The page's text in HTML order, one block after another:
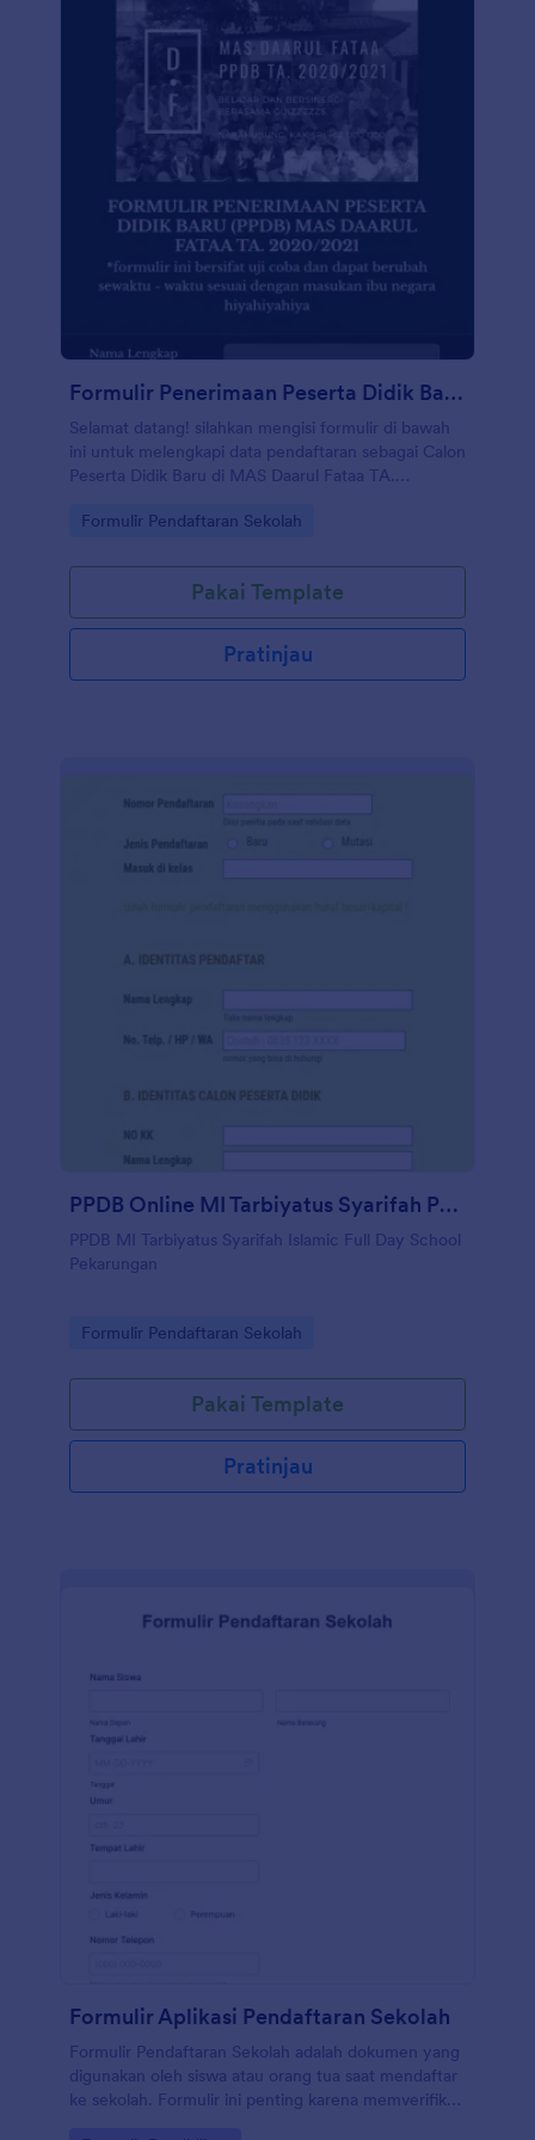
Formulir Penerimaan Peserta Didik Baru (Ppdb) Mas Daarul Fataa Ta. 2020/2021
Selamat datang! silahkan mengisi formulir di bawah
ini untuk melengkapi data pendaftaran sebagai Calon
Peserta Didik Baru di MAS Daarul Fataa TA.
Go to Category:
Formulir Pendaftaran Sekolah
Pakai Template
Pratinjau
PPDB Online MI Tarbiyatus Syarifah Pekarungan
PPDB MI Tarbiyatus Syarifah Islamic Full Day School
Pekarungan
Go to Category:
Formulir Pendaftaran Sekolah
Pakai Template
Pratinjau
Formulir Aplikasi Pendaftaran Sekolah
Formulir Pendaftaran Sekolah adalah dokumen yang
digunakan oleh siswa atau orang tua saat mendaftar
ke sekolah. Formulir ini penting karena memverifikasi